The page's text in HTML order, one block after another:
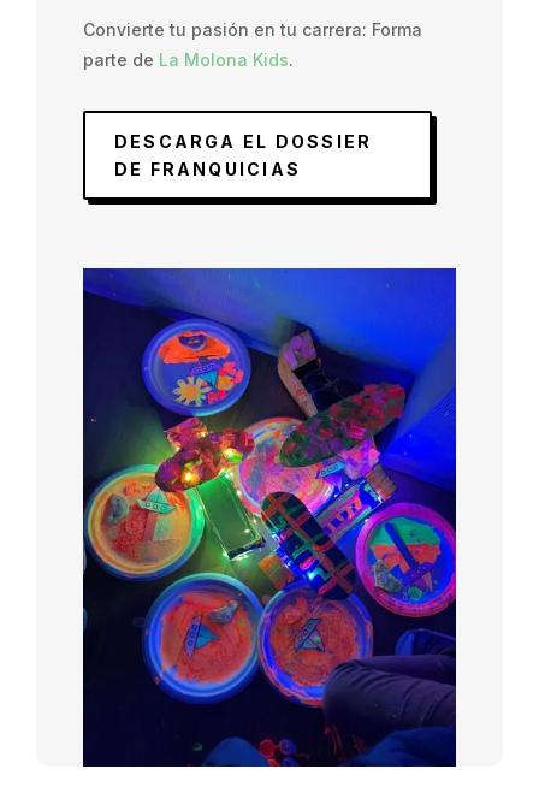
Convierte tu pasión en tu carrera: Forma
parte de La Molona Kids.
DESCARGA EL DOSSIER
DE FRANQUICIAS